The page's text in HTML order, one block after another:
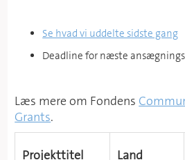
Se hvad vi uddelte sidste gang
Deadline for næste
Læs mere om Fondens
Grants.
Projekttitel Land